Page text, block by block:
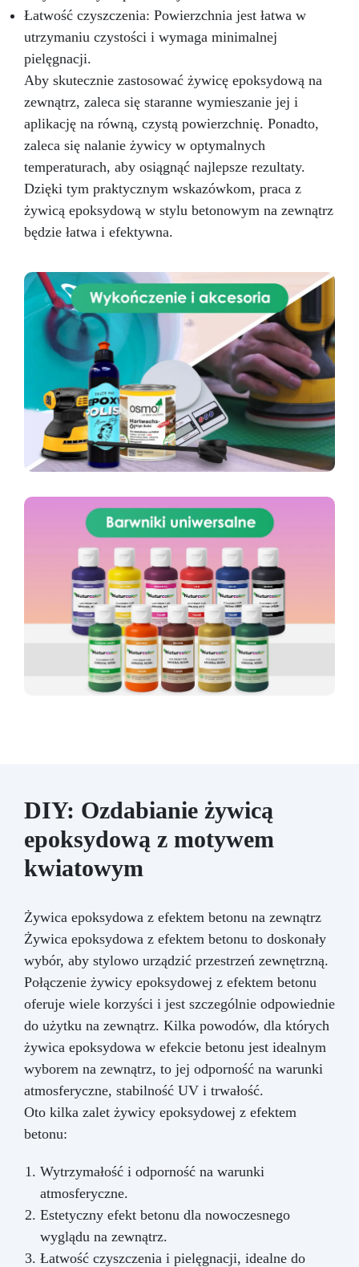
Łatwość czyszczenia: Powierzchnia jest łatwa w
utrzymaniu czystości i wymaga minimalnej
pielęgnacji.
Aby skutecznie zastosować żywicę epoksydową na
zewnątrz, zaleca się staranne wymieszanie jej i
aplikację na równą, czystą powierzchnię. Ponadto,
zaleca się nalanie żywicy w optymalnych
temperaturach, aby osiągnąć najlepsze rezultaty.
Dzięki tym praktycznym wskazówkom, praca z
żywicą epoksydową w stylu betonowym na zewnątrz
będzie łatwa i efektywna.
DIY: Ozdabianie żywicą
epoksydową z motywem
kwiatowym
Żywica epoksydowa z efektem betonu na zewnątrz
Żywica epoksydowa z efektem betonu to doskonały
wybór, aby stylowo urządzić przestrzeń zewnętrzną.
Połączenie żywicy epoksydowej z efektem betonu
oferuje wiele korzyści i jest szczególnie odpowiednie
do użytku na zewnątrz. Kilka powodów, dla których
żywica epoksydowa w efekcie betonu jest idealnym
wyborem na zewnątrz, to jej odporność na warunki
atmosferyczne, stabilność UV i trwałość.
Oto kilka zalet żywicy epoksydowej z efektem
betonu:
Wytrzymałość i odporność na warunki
atmosferyczne.
Estetyczny efekt betonu dla nowoczesnego
wyglądu na zewnątrz.
Łatwość czyszczenia i pielęgnacji, idealne do